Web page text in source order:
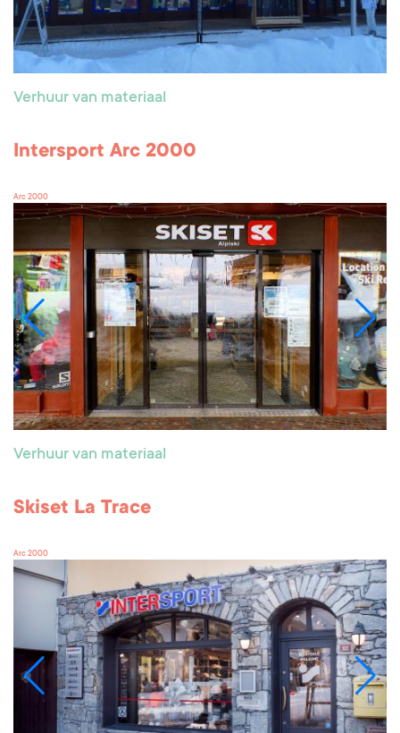
Verhuur van materiaal
Intersport Arc 2000
Arc 2000
Verhuur van materiaal
Skiset La Trace
Arc 2000